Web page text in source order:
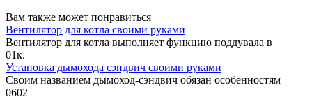
Вам также может понравиться
Вентилятор для котла своими руками
Вентилятор для котла выполняет функцию поддувала в
01к.
Установка дымохода сэндвич своими руками
Своим названием дымоход-сэндвич обязан особенностям
0602